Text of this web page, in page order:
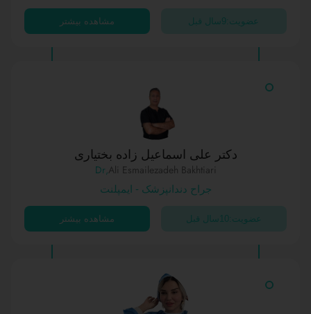
عضویت:9سال قبل مشاهده بیشتر
دکتر علی اسماعیل زاده بختیاری
Ali Esmailezadeh Bakhtiari
,Dr
جراح دندانپزشک - ایمپلنت
عضویت:10سال قبل مشاهده بیشتر